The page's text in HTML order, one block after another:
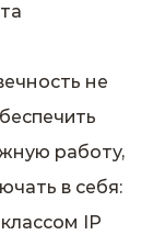
не
работу,
в себя:
IP